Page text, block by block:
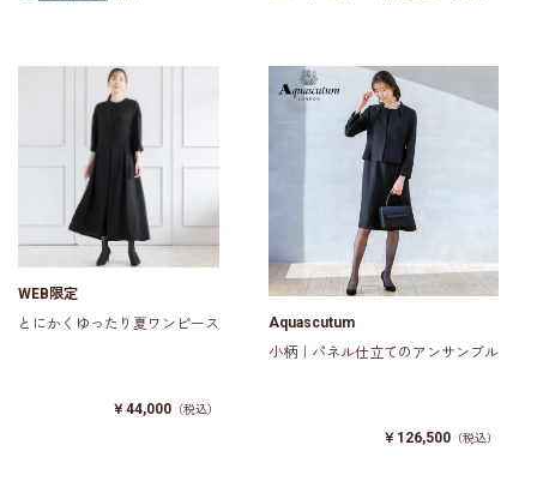
WEB限定
とにかくゆったり夏ワンピース
￥44,000 （税込）
Aquascutum
小柄｜パネル仕立てのアンサンブル
￥126,500 （税込）